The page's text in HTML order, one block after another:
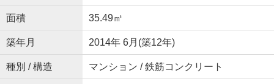
面積 35.49㎡
築年月 2014年 6月(築12年)
種別 / 構造 マンション / 鉄筋コンクリート